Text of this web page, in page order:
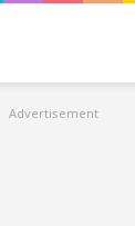
Advertisement